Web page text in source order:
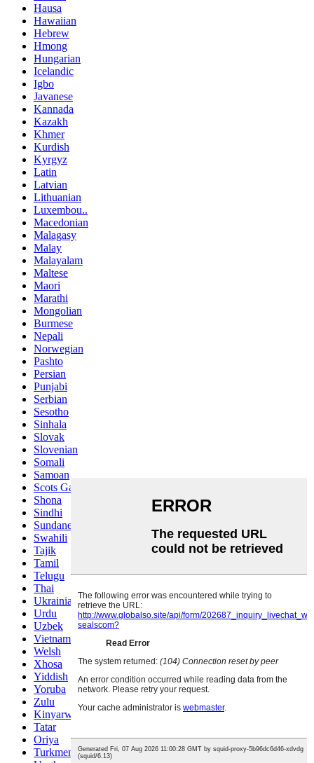
Hausa
Hawaiian
Hebrew
Hmong
Hungarian
Icelandic
Igbo
Javanese
Kannada
Kazakh
Khmer
Kurdish
Kyrgyz
Latin
Latvian
Lithuanian
Luxembou..
Macedonian
Malagasy
Malay
Malayalam
Maltese
Maori
Marathi
Mongolian
Burmese
Nepali
Norwegian
Pashto
Persian
Punjabi
Serbian
Sesotho
Sinhala
Slovak
Slovenian
Somali
Samoan
Scots Gaelic
Shona
Sindhi
Sundanese
Swahili
Tajik
Tamil
Telugu
Thai
Ukrainian
Urdu
Uzbek
Vietnamese
Welsh
Xhosa
Yiddish
Yoruba
Zulu
Kinyarwanda
Tatar
Oriya
Turkmen